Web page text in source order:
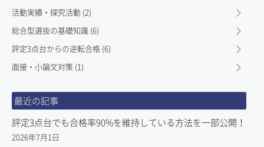
活動実績・探究活動 (2)
総合型選抜の基礎知識 (6)
評定3点台からの逆転合格 (6)
面接・小論文対策 (1)
最近の記事
評定3点台でも合格率90%を維持している方法を一部公開！
2026年7月1日